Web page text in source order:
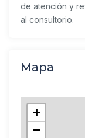
de atención y
al consultorio.
Mapa
+
−